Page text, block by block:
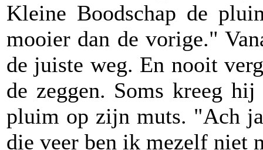
Kleine Boodschap de
mooier dan de vorige."
de juiste weg. En nooit
de zeggen. Soms kreeg
pluim op zijn muts. "Ach
die veer ben ik mezelf niet